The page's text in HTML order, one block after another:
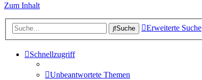
Zum Inhalt
Suche Erweiterte Suche
Schnellzugriff
Unbeantwortete Themen